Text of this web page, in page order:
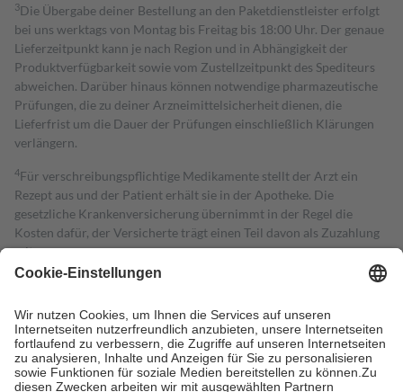
3Die Übergabe deiner Bestellung an den Paketdienstleister erfolgt
bei uns werktags von Montag bis Freitag bis 18:00 Uhr. Der genaue
Lieferzeitpunkt kann je nach Region und in Abhängigkeit der
Produktverfügbarkeit sowie vom Zustellzeitpunkt des Spediteurs
abweichen. Darüber hinaus können notwendige pharmazeutische
Prüfungen, die zu deiner Arzneimittelsicherheit dienen, die
Lieferfrist um die Dauer der Prüfungen einschließlich Klärungen
verlängern.
4Für verschreibungspflichtige Medikamente stellt der Arzt ein
Rezept aus und der Patient erhält sie in der Apotheke. Die
gesetzliche Krankenversicherung übernimmt in der Regel die
Kosten dafür, der Versicherte trägt einen Teil davon als Zuzahlung
mit.
Grundsätzlich leisten Mitglieder Zuzahlungen in Höhe von zehn
höchstens zehn Euro.
Es sind jedoch nie mehr als die tatsächlichen
Kosten der Leistung zu entrichten.
Diese Regeln gelten grundsätzlich auch für Online-Apotheken.
Bei Heilmitteln und häuslicher Krankenpflege beträgt die
Zuzahlung zehn Prozent der Kosten sowie zehn Euro je